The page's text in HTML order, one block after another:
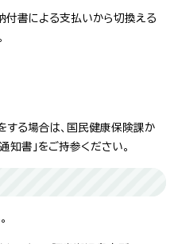
書による支払いから切換える
する場合は、国民健康保険課か
書」をご持参ください。